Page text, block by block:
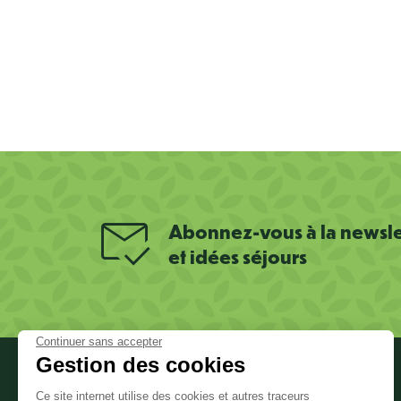
Continuer sans accepter
Gestion des cookies
Ce site internet utilise des cookies et autres traceurs
Abonnez-vous à la
et idées séjours
PRATIQUE